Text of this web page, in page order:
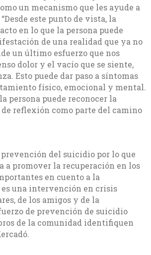
un mecanismo que les ayude a
este punto de vista, la
en lo que la persona puede
de una realidad que ya no
un último esfuerzo que nos
dolor y el vacío que se siente,
Esto puede dar paso a síntomas
físico, emocional y mental.
persona puede reconocer la
reflexión como parte del camino
del suicidio por lo que
a promover la recuperación en los
en cuento a la
una intervención en crisis
de los amigos y de la
de prevención de suicidio
de la comunidad identifiquen